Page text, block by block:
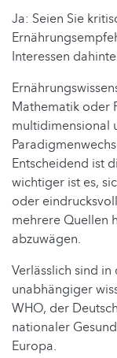
Ja: Seien Sie
Interessen
Mathematik oder
multidimensional
Entscheidend ist
wichtiger ist es,
oder
mehrere Quellen
abzuwägen.
Verlässlich sind
unabhängiger
WHO, der
nationaler
Europa.